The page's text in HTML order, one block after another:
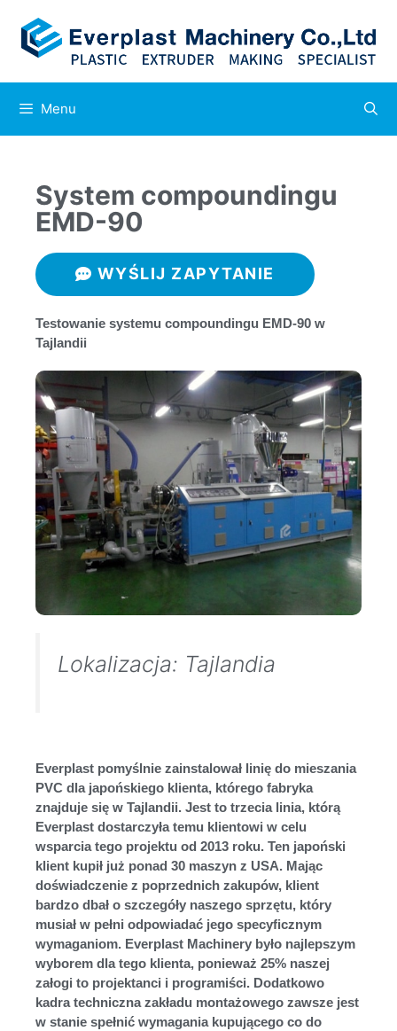
Menu
System compoundingu
EMD-90
WYŚLIJ ZAPYTANIE
Testowanie systemu compoundingu EMD-90 w
Tajlandii
Lokalizacja: Tajlandia
Everplast pomyślnie zainstalował linię do mieszania
PVC dla japońskiego klienta, którego fabryka
znajduje się w Tajlandii. Jest to trzecia linia, którą
Everplast dostarczyła temu klientowi w celu
wsparcia tego projektu od 2013 roku. Ten japoński
klient kupił już ponad 30 maszyn z USA. Mając
doświadczenie z poprzednich zakupów, klient
bardzo dbał o szczegóły naszego sprzętu, który
musiał w pełni odpowiadać jego specyficznym
wymaganiom. Everplast Machinery było najlepszym
wyborem dla tego klienta, ponieważ 25% naszej
załogi to projektanci i programiści. Dodatkowo
kadra techniczna zakładu montażowego zawsze jest
w stanie spełnić wymagania kupującego co do